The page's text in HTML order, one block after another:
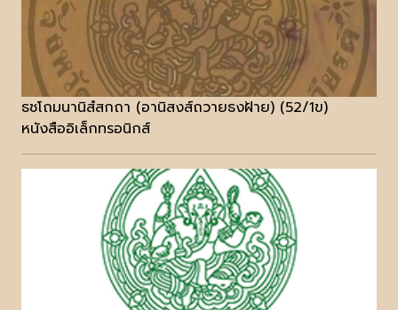
ธชโถมนานิสํสกถา (อานิสงส์ถวายธงฝ้าย) (52/1ข)
หนังสืออิเล็กทรอนิกส์